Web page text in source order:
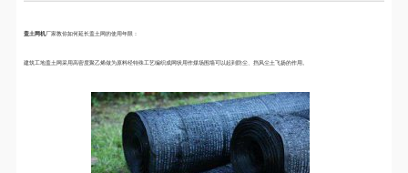
盖土网机 厂家教你如何延长盖土网的使用年限：
建筑工地盖土网采用高密度聚乙烯做为原料经特殊工艺编织成网状用作煤场围墙可以起到防尘、挡风尘土飞扬的作用。